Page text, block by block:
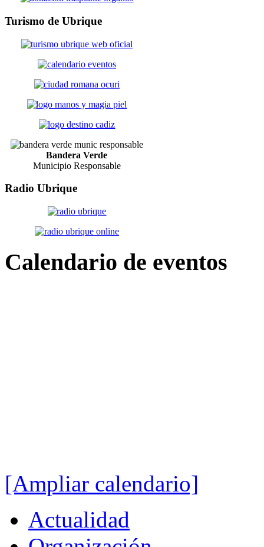
Turismo de Ubrique
Bandera Verde
Municipio Responsable
Radio Ubrique
Calendario de eventos
[Ampliar calendario]
Actualidad